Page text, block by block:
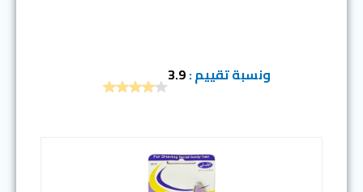
ونسبة تقييم :3.9